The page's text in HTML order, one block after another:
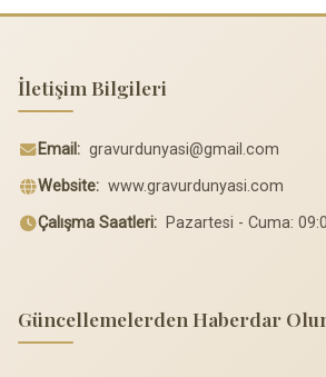
İletişim Bilgileri
Email: gravurdunyasi@gmail.com
Website: www.gravurdunyasi.com
Çalışma Saatleri: Pazartesi - Cuma:
Güncellemelerden Haberdar